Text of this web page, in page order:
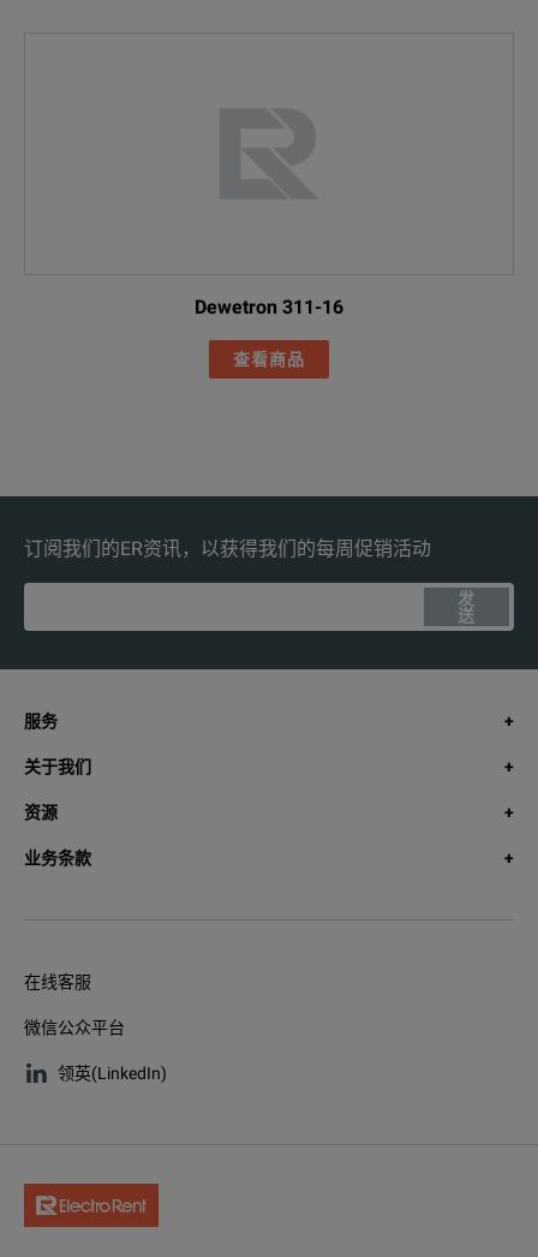
Dewetron 311-16
查看商品
订阅我们的ER资讯，以获得我们的每周促销活动
发
送
服务
关于我们
资源
业务条款
在线客服
微信公众平台
领英(LinkedIn)